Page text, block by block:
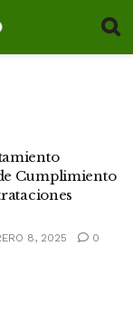
Cumplimiento
8, 2025 0